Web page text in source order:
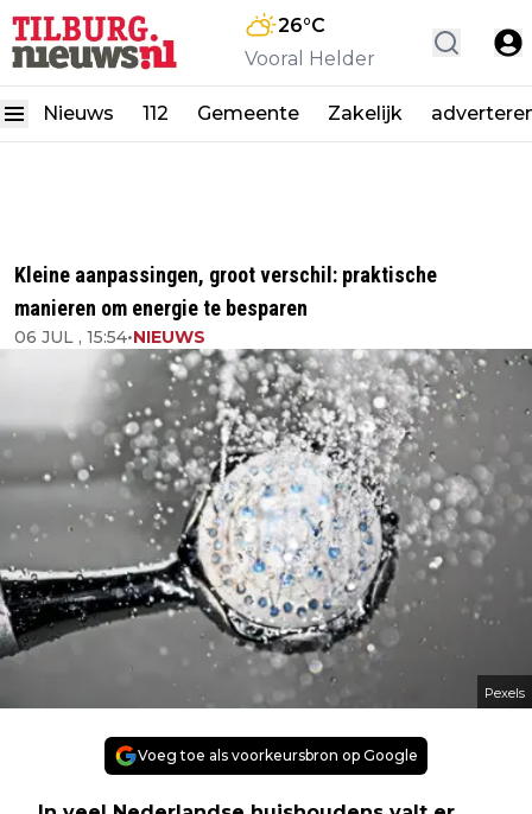
26°C
Vooral Helder
Nieuws 112 Gemeente Zakelijk
Kleine aanpassingen, groot verschil: praktische
manieren om energie te besparen
06 JUL , 15:54•NIEUWS
Pexels
Voeg toe als voorkeursbron op Google